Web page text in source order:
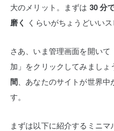
大のメリット。
まずは 30 分
磨く くらいがちょうどいいス
さあ、いま管理画面を開い
加」をクリックしてみましょ
間 、あなたのサイトが世界
す。
まずは以下に紹介するミニ